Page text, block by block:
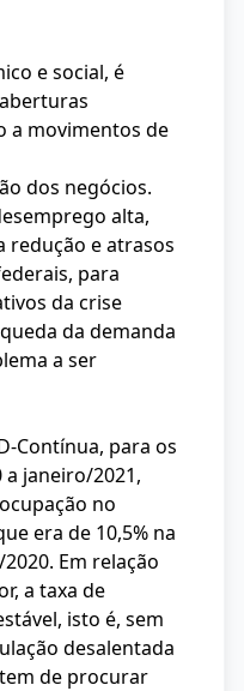
e social, é
a movimentos de
dos negócios.
alta,
redução e atrasos
para
da crise
da demanda
a ser
Contínua, para os
janeiro/2021,
no
era de 10,5% na
Em relação
a taxa de
isto é, sem
desalentada
de procurar